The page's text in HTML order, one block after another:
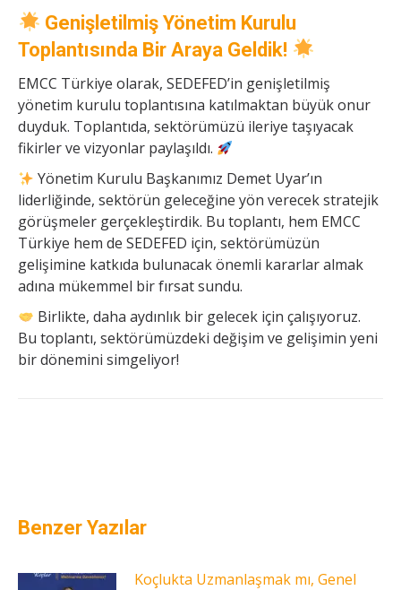
Genişletilmiş Yönetim Kurulu
Toplantısında Bir Araya Geldik!
EMCC Türkiye olarak, SEDEFED’in genişletilmiş
yönetim kurulu toplantısına katılmaktan büyük onur
duyduk. Toplantıda, sektörümüzü ileriye taşıyacak
fikirler ve vizyonlar paylaşıldı.
Yönetim Kurulu Başkanımız Demet Uyar’ın
liderliğinde, sektörün geleceğine yön verecek stratejik
görüşmeler gerçekleştirdik. Bu toplantı, hem EMCC
Türkiye hem de SEDEFED için, sektörümüzün
gelişimine katkıda bulunacak önemli kararlar almak
adına mükemmel bir fırsat sundu.
Birlikte, daha aydınlık bir gelecek için çalışıyoruz.
Bu toplantı, sektörümüzdeki değişim ve gelişimin yeni
bir dönemini simgeliyor!
Benzer Yazılar
Koçlukta Uzmanlaşmak mı, Genel